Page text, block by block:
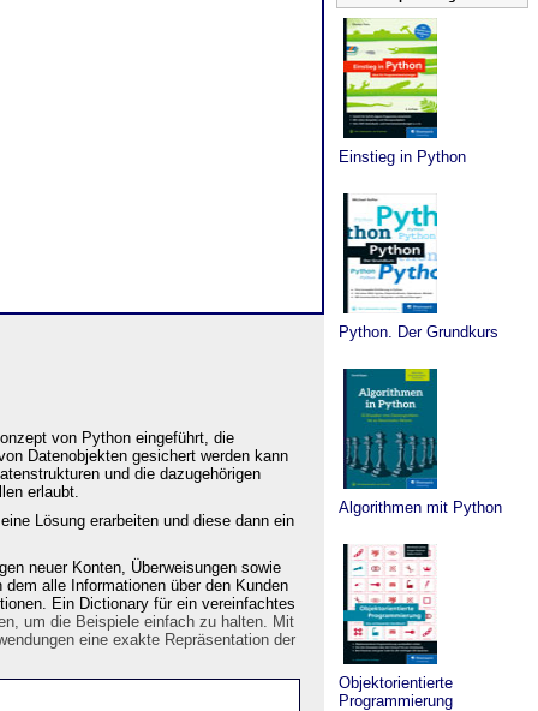
von Python eingeführt, die
Datenobjekten gesichert werden kann
und die dazugehörigen
erlaubt.
Lösung erarbeiten und diese dann ein
neuer Konten, Überweisungen sowie
alle Informationen über den Kunden
Ein Dictionary für ein vereinfachtes
um die Beispiele einfach zu halten. Mit
eine exakte Repräsentation der
Einstieg in Python
Python. Der Grundkurs
Algorithmen mit Python
Objektorientierte
Programmierung